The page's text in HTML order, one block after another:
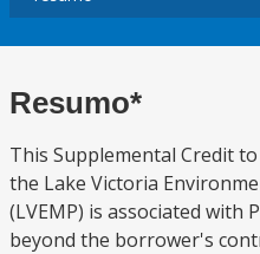
Resumo*
This Supplemental Credit
the Lake Victoria
(LVEMP) is associated with
beyond the borrower's